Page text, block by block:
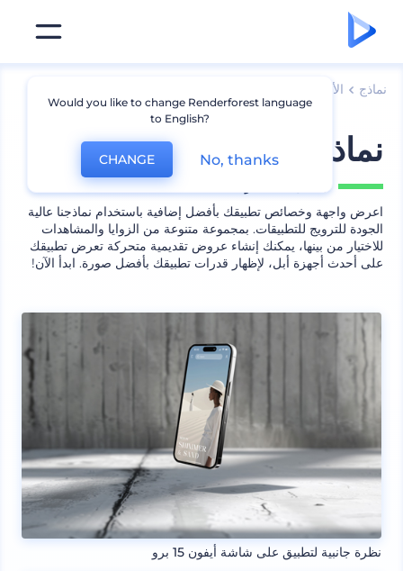
نماذج الأجهزة
نماذج ترويج لتطبيق
اعرض واجهة وخصائص تطبيقك بأفضل إضافية باستخدام نماذجنا عالية
الجودة للترويج للتطبيقات. بمجموعة متنوعة من الزوايا والمشاهدات
للاختيار من بينها، يمكنك إنشاء عروض تقديمية متحركة تعرض تطبيقك
على أحدث أجهزة أبل، لإظهار قدرات تطبيقك بأفضل صورة. ابدأ الآن!
نظرة جانبية لتطبيق على شاشة أيفون 15 برو
Would you like to change Renderforest language
to English?
CHANGE No, thanks